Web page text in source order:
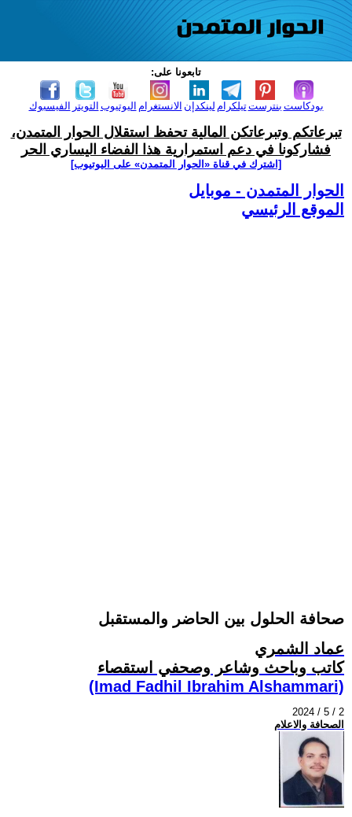
تابعونا على:
الفيسبوك التويتر اليوتيوب الانستغرام لينكدإن تيلكرامبنترست بودكاست
تبرعاتكم وتبرعاتكن المالية تحفظ استقلال الحوار المتمدن،
فشاركونا في دعم استمرارية هذا الفضاء اليساري الحر
[اشترك في قناة ‫«الحوار المتمدن» على اليوتيوب]
الحوار المتمدن - موبايل
الموقع الرئيسي
صحافة الحلول بين الحاضر والمستقبل
عماد الشمري
كاتب وباحث وشاعر وصحفي استقصاء
(Imad Fadhil Ibrahim Alshammari)
2024 / 5 / 2
الصحافة والاعلام